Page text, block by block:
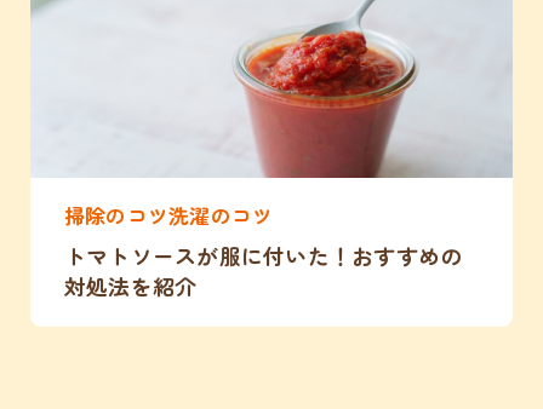
掃除のコツ洗濯のコツ
トマトソースが服に付いた！おすすめの
対処法を紹介